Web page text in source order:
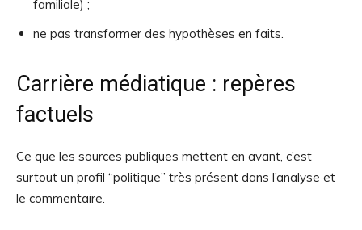
familiale) ;
ne pas transformer des hypothèses en faits.
Carrière médiatique : repères
factuels
Ce que les sources publiques mettent en avant, c’est
surtout un profil “politique” très présent dans l’analyse et
le commentaire.